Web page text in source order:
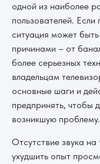
одной из наиболее
пользователей.
ситуация может
причинами – от
более серьезных
владельцам
основные шаги и
предпринять, чтобы
возникшую проблему.
Отсутствие звука
ухудшить опыт